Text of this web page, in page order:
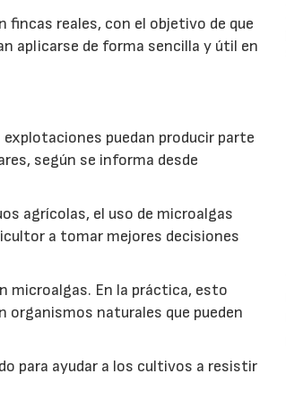
reales, con el objetivo de que
aplicarse de forma sencilla y útil en
puedan producir parte
según se informa desde
agrícolas, el uso de microalgas
a tomar mejores decisiones
microalgas. En la práctica, esto
organismos naturales que pueden
para ayudar a los cultivos a resistir